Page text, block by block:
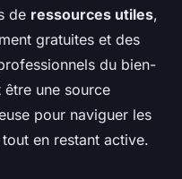
de ressources utiles,
gratuites et des
du bien-
être une source
pour naviguer les
en restant active.